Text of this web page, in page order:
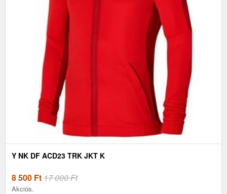
Y NK DF ACD23 TRK JKT K
8 500 Ft17 000 Ft
Akciós.